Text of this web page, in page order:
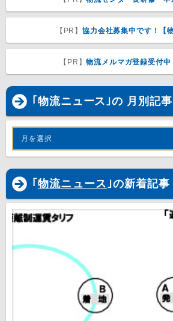
【PR】協力会社募集中です！【
【PR】物流メルマガ登録受付中
｢物流ニュース｣の 月別記
月を選択
｢ 物流ニュース｣の新着記事